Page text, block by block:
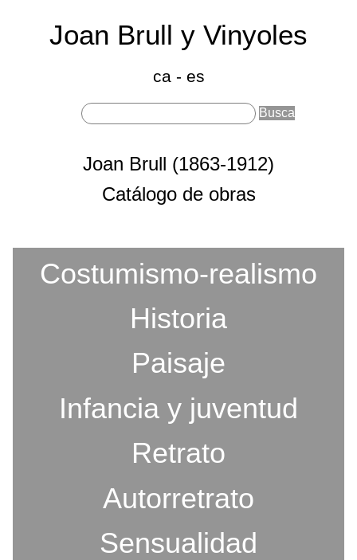
Joan Brull y Vinyoles
ca- es
Secciones principales
Sobre Joan Brull
Joan Brull (1863-1912)
Catálogo de obras
Categorias
Costumismo-realismo
Historia
Paisaje
Infancia y juventud
Retrato
Autorretrato
Sensualidad